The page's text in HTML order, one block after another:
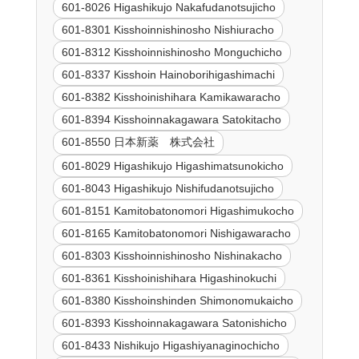
601-8026 Higashikujo Nakafudanotsujicho
601-8301 Kisshoinnishinosho Nishiuracho
601-8312 Kisshoinnishinosho Monguchicho
601-8337 Kisshoin Hainoborihigashimachi
601-8382 Kisshoinishihara Kamikawaracho
601-8394 Kisshoinnakagawara Satokitacho
601-8550 日本新薬 株式会社
601-8029 Higashikujo Higashimatsunokicho
601-8043 Higashikujo Nishifudanotsujicho
601-8151 Kamitobatonomori Higashimukocho
601-8165 Kamitobatonomori Nishigawaracho
601-8303 Kisshoinnishinosho Nishinakacho
601-8361 Kisshoinishihara Higashinokuchi
601-8380 Kisshoinshinden Shimonomukaicho
601-8393 Kisshoinnakagawara Satonishicho
601-8433 Nishikujo Higashiyanaginochicho